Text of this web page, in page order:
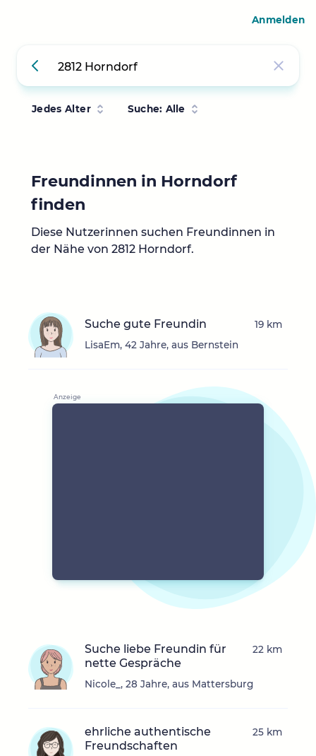
Jedes Alter Suche: Alle
Freundinnen in Horndorf
finden
Diese Nutzerinnen suchen Freundinnen in
der Nähe von 2812 Horndorf.
Suche gute Freundin
LisaEm, 42 Jahre, aus Bernstein
19 km
Suche liebe Freundin für
nette Gespräche
Nicole_, 28 Jahre, aus Mattersburg
22 km
ehrliche authentische
Freundschaften
25 km
Anmelden